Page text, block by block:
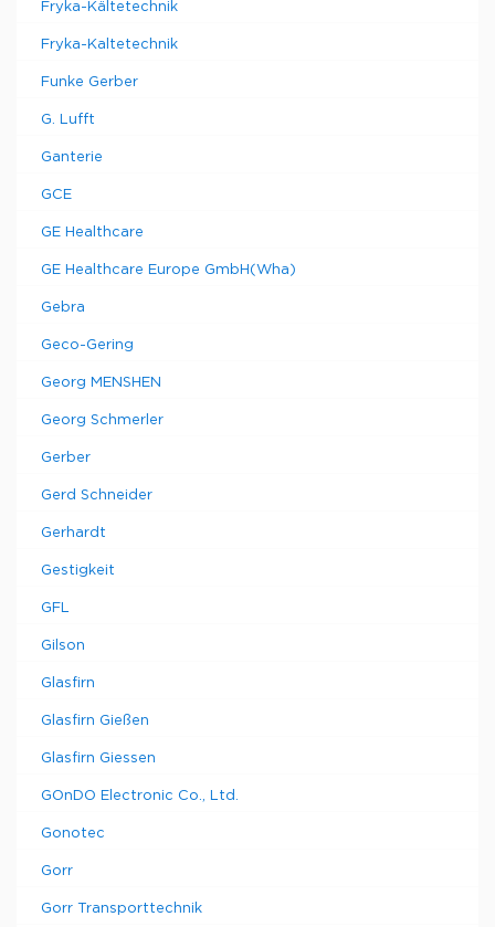
Fryka-Kältetechnik
Fryka-Kaltetechnik
Funke Gerber
G. Lufft
Ganterie
GCE
GE Healthcare
GE Healthcare Europe GmbH(Wha)
Gebra
Geco-Gering
Georg MENSHEN
Georg Schmerler
Gerber
Gerd Schneider
Gerhardt
Gestigkeit
GFL
Gilson
Glasfirn
Glasfirn Gießen
Glasfirn Giessen
GOnDO Electronic Co., Ltd.
Gonotec
Gorr
Gorr Transporttechnik